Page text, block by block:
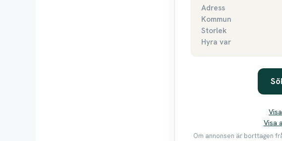
Adress
Kommun
Storlek
Hyra var
Visa
Om annonsen är borttagen